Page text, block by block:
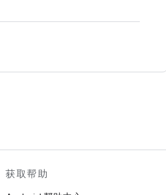
获取帮助